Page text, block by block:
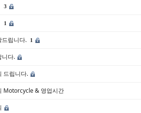
3
1
드립니다. 1
니다.
드립니다.
Motorcycle & 영업시간